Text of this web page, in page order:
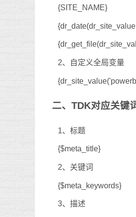
{SITE_NAME}
2、自定义全局变量
二、TDK对应关键
1、标题
{$meta_title}
2、关键词
{$meta_keywords}
3、描述